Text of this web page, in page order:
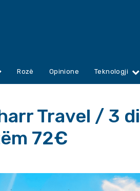
Rozë Opinione Teknologji
Travel / 3
72€